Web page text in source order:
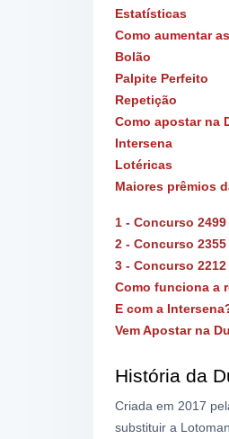
Estatísticas
Como aumentar
Bolão
Palpite Perfeito
Repetição
Como apostar na
Intersena
Lotéricas
Maiores prêmios
1 - Concurso 2499
2 - Concurso 2355
3 - Concurso 2212
Como funciona a
E com a
Vem Apostar na
História da
Criada em 2017
substituir a